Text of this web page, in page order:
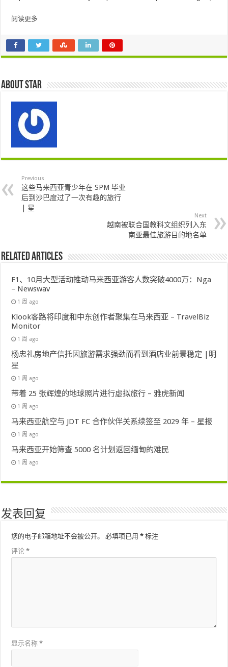
阅读更多
About star
Previous
这些马来西亚青少年在 SPM 毕业
后到沙巴度过了一次有趣的旅行
| 星
Next
越南被联合国教科文组织列入东
南亚最佳旅游目的地名单
Related Articles
F1、10月大型活动推动马来西亚游客人数突破4000万：Nga
– Newswav
1 周 ago
Klook客路将印度和中东创作者聚集在马来西亚 – TravelBiz
Monitor
1 周 ago
杨忠礼房地产信托因旅游需求强劲而看到酒店业前景稳定 |明
星
1 周 ago
带着 25 张辉煌的地球照片进行虚拟旅行 – 雅虎新闻
1 周 ago
马来西亚航空与 JDT FC 合作伙伴关系续签至 2029 年 – 星报
1 周 ago
马来西亚开始筛查 5000 名计划返回缅甸的难民
1 周 ago
发表回复
您的电子邮箱地址不会被公开。 必填项已用* 标注
评论*
显示名称*